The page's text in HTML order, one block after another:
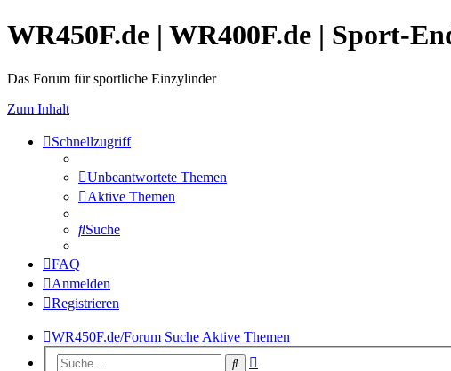
WR450F.de | WR400F.de | Sport-
Das Forum für sportliche Einzylinder
Zum Inhalt
Schnellzugriff
Unbeantwortete Themen
Aktive Themen
Suche
FAQ
Anmelden
Registrieren
WR450F.de/Forum Suche Aktive Themen
Suche